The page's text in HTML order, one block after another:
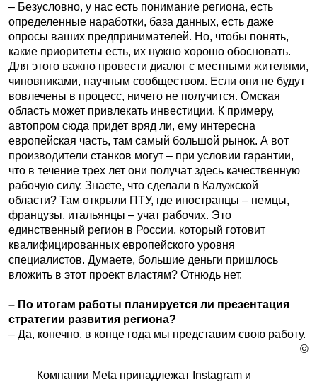
– Безусловно, у нас есть понимание региона, есть
определенные наработки, база данных, есть даже
опросы ваших предпринимателей. Но, чтобы понять,
какие приоритеты есть, их нужно хорошо обосновать.
Для этого важно провести диалог с местными жителями,
чиновниками, научным сообществом. Если они не будут
вовлечены в процесс, ничего не получится. Омская
область может привлекать инвестиции. К примеру,
автопром сюда придет вряд ли, ему интересна
европейская часть, там самый большой рынок. А вот
производители станков могут – при условии гарантии,
что в течение трех лет они получат здесь качественную
рабочую силу. Знаете, что сделали в Калужской
области? Там открыли ПТУ, где иностранцы – немцы,
французы, итальянцы – учат рабочих. Это
единственный регион в России, который готовит
квалифицированных европейского уровня
специалистов. Думаете, большие деньги пришлось
вложить в этот проект властям? Отнюдь нет.
– По итогам работы планируется ли презентация
стратегии развития региона?
– Да, конечно, в конце года мы представим свою работу.
©
Компании Meta принадлежат Instagram и